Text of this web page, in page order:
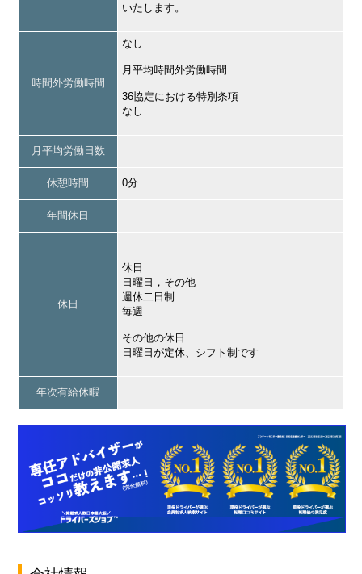
いたします。
時間外労働時間
なし
月平均時間外労働時間
36協定における特別条項
なし
月平均労働日数
休憩時間 0分
年間休日
休日
休日
日曜日，その他
週休二日制
毎週
その他の休日
日曜日が定休、シフト制です
年次有給休暇